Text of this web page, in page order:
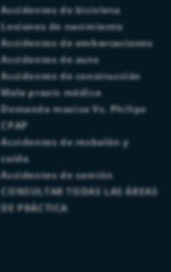
Accidentes de bicicleta
Lesiones de nacimiento
Accidentes de embarcaciones
Accidentes de auto
Accidentes de construcción
Mala praxis médica
Demanda masiva Vs. Philips
CPAP
Accidentes de resbalón y
caída
Accidentes de camión
CONSULTAR TODAS LAS ÁREAS
DE PRÁCTICA